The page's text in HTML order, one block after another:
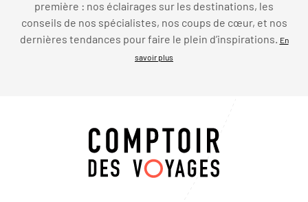
première : nos éclairages sur les destinations, les
conseils de nos spécialistes, nos coups de cœur, et nos
dernières tendances pour faire le plein d’inspirations.
En
savoir plus